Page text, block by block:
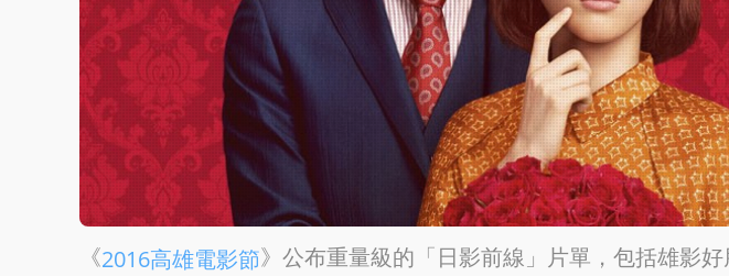
《2016高雄電影節》公布重量級的「日影前線」片單，包括雄影